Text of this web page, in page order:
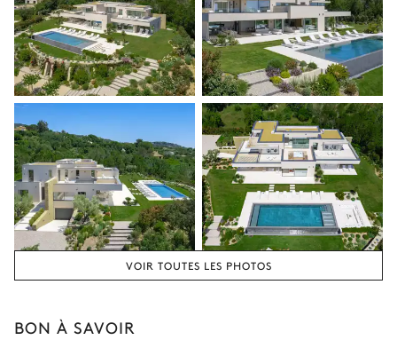
VOIR TOUTES LES PHOTOS
BON À SAVOIR